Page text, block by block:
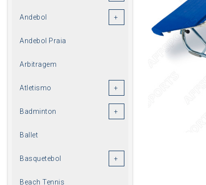
Andebol
Andebol Praia
Arbitragem
Atletismo
Badminton
Ballet
Basquetebol
Beach Tennis